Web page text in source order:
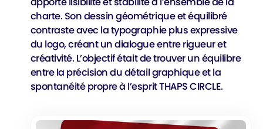
charte. Son dessin géométrique et équilibré
contraste avec la typographie plus expressive
du logo, créant un dialogue entre rigueur et
créativité. L’objectif était de trouver un équilibre
entre la précision du détail graphique et la
spontanéité propre à l’esprit THAPS CIRCLE.